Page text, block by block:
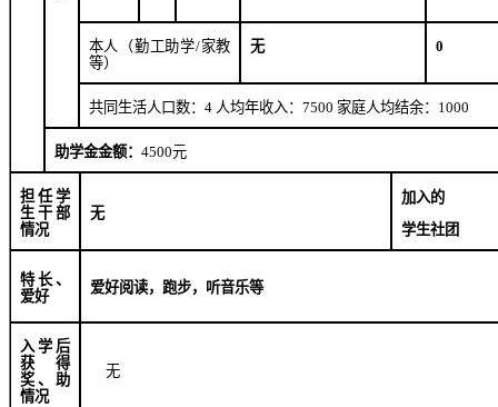
本人（勤工助学/家教
等）
无 0
共同生活人口数： 4 人均年收入： 7500 家庭人均结余： 1000
助学金金额： 4500元
担任学
生干部
情况
无
加入的
学生社团
特长、
爱好
爱好阅读，跑步，听音乐等
入学后
获得
奖、助
情况
无